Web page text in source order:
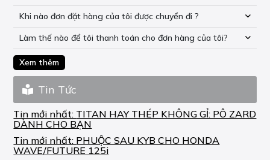
Khi nào đơn đặt hàng của tôi được chuyển đi ?
Làm thế nào để tôi thanh toán cho đơn hàng của tôi?
Xem thêm
Tin Tức
Tin mới nhất: TITAN HAY THÉP KHÔNG GỈ: PÔ ZARD
DÀNH CHO BẠN
Tin mới nhất: PHUỘC SAU KYB CHO HONDA
WAVE/FUTURE 125i